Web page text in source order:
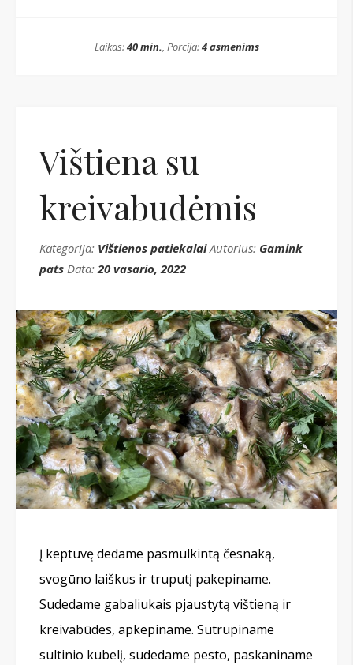
Laikas:40 min., Porcija:4 asmenims
Vištiena su
kreivabūdėmis
Kategorija: Vištienos patiekalaiAutorius: Gamink
pats Data:20 vasario, 2022
Į keptuvę dedame pasmulkintą česnaką,
svogūno laiškus ir truputį pakepiname.
Sudedame gabaliukais pjaustytą vištieną ir
kreivabūdes, apkepiname. Sutrupiname
sultinio kubelį, sudedame pesto, paskaniname